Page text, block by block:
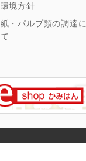
環境方針
紙・パルプ類の調達
て